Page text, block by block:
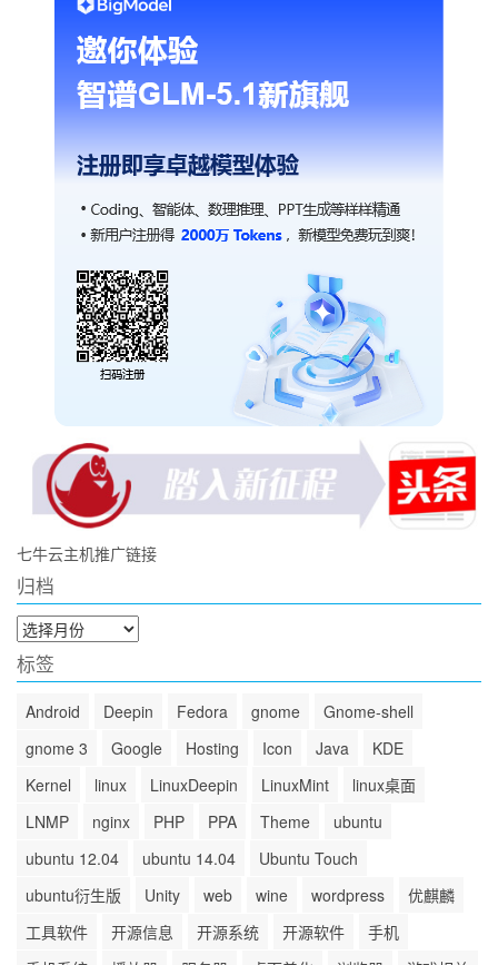
七牛云主机推广链接
归档
归
档
标签
Android Deepin Fedora gnome
Gnome-shell
gnome 3
Google Hosting Icon Java
KDE
Kernel
linux LinuxDeepin LinuxMint
linux桌面
LNMP
nginx PHP PPA Theme
ubuntu
ubuntu 12.04
ubuntu 14.04
Ubuntu Touch
ubuntu衍生版
Unity web wine wordpress
优麒麟
工具软件
开源信息 开源系统 开源软件
手机